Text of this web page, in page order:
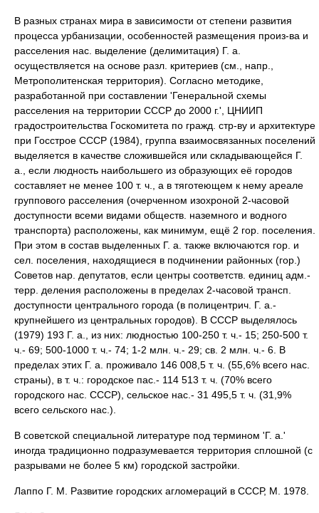
В разных странах мира в зависимости от степени развития
процесса урбанизации, особенностей размещения произ-ва и
расселения нас. выделение (делимитация) Г. а.
осуществляется на основе разл. критериев (см., напр.,
Метрополитенская территория). Согласно методике,
разработанной при составлении 'Генеральной схемы
расселения на территории СССР до 2000 г.', ЦНИИП
градостроительства Госкомитета по гражд. стр-ву и архитектуре
при Госстрое СССР (1984), группа взаимосвязанных поселений
выделяется в качестве сложившейся или складывающейся Г.
а., если людность наибольшего из образующих её городов
составляет не менее 100 т. ч., а в тяготеющем к нему ареале
группового расселения (очерченном изохроной 2-часовой
доступности всеми видами обществ. наземного и водного
транспорта) расположены, как минимум, ещё 2 гор. поселения.
При этом в состав выделенных Г. а. также включаются гор. и
сел. поселения, находящиеся в подчинении районных (гор.)
Советов нар. депутатов, если центры соответств. единиц адм.-
терр. деления расположены в пределах 2-часовой трансп.
доступности центрального города (в полицентрич. Г. а.-
крупнейшего из центральных городов). В СССР выделялось
(1979) 193 Г. а., из них: людностью 100-250 т. ч.- 15; 250-500 т.
ч.- 69; 500-1000 т. ч.- 74; 1-2 млн. ч.- 29; св. 2 млн. ч.- 6. В
пределах этих Г. а. проживало 146 008,5 т. ч. (55,6% всего нас.
страны), в т. ч.: городское пас.- 114 513 т. ч. (70% всего
городского нас. СССР), сельское нас.- 31 495,5 т. ч. (31,9%
всего сельского нас.).
В советской специальной литературе под термином 'Г. а.'
иногда традиционно подразумевается территория сплошной (с
разрывами не более 5 км) городской застройки.
Лаппо Г. М. Развитие городских агломераций в СССР, М. 1978.